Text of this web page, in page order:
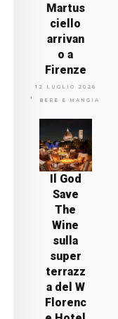
Martus
ciello
arrivan
o a
Firenze
12 LUGLIO 2026
BERE E MANGIARE
Il God
Save
The
Wine
sulla
super
terrazz
a del W
Florenc